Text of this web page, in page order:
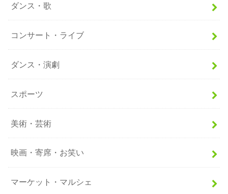
ダンス・歌
コンサート・ライブ
ダンス・演劇
スポーツ
美術・芸術
映画・寄席・お笑い
マーケット・マルシェ